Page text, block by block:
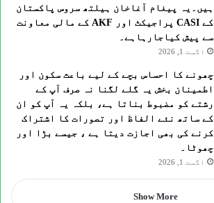
ہیں۔یہ پیغام آغاخان ہیلتھ سروس پاکستان
کے CASI پراجیکٹ اور AKF کے مالی معاونت
سے پیش کیاجارہاہے۔
اگست 1, 2026
چھونے کا احساس بچے کے لیے باعث سکون اور
اطمینان بخش یہ گلے لگنا نہ صرف آپ کے
رشتے کو مضبوط بناتا ہے، بلکہ یہ آپ کو ان
کے ساتھ نئے الفاظ اور تصورات کا اشتراک
کرنے کی بھی اجازت دیتا ہے ، جیسے بڑا اور
چھوٹا۔
اگست 1, 2026
Show More